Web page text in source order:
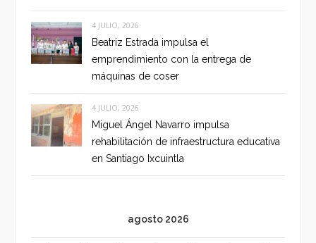
4 JULIO, 2026
Beatriz Estrada impulsa el
emprendimiento con la entrega de
máquinas de coser
4 JULIO, 2026
Miguel Ángel Navarro impulsa
rehabilitación de infraestructura educativa
en Santiago Ixcuintla
agosto 2026